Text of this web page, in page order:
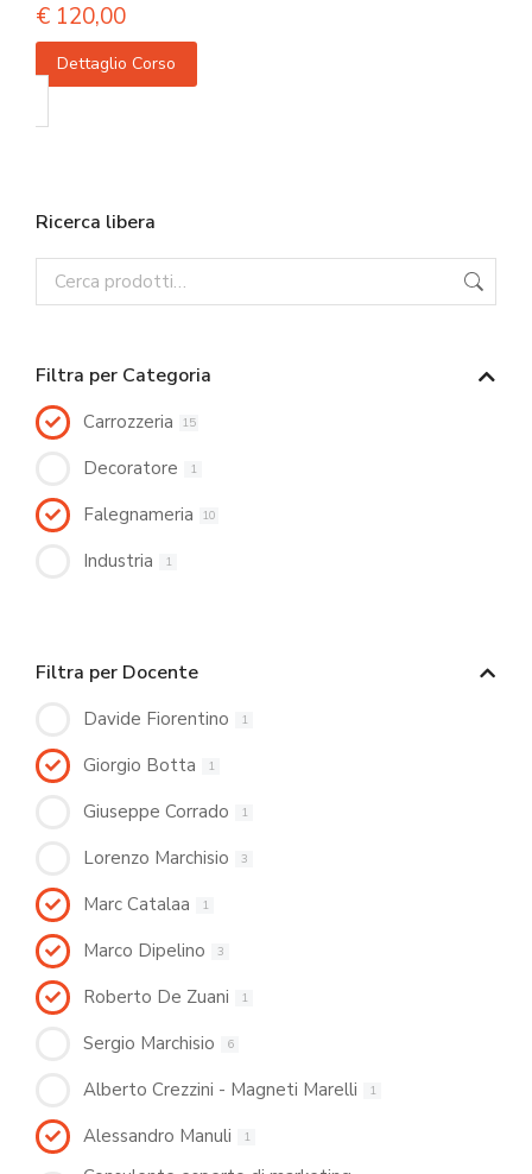
€ 120,00
Dettaglio Corso
Ricerca libera
Filtra per Categoria
Carrozzeria 15
Decoratore 1
Falegnameria 10
Industria 1
Filtra per Docente
Davide Fiorentino 1
Giorgio Botta 1
Giuseppe Corrado 1
Lorenzo Marchisio 3
Marc Catalaa 1
Marco Dipelino 3
Roberto De Zuani 1
Sergio Marchisio 6
Alberto Crezzini - Magneti Marelli 1
Alessandro Manuli 1